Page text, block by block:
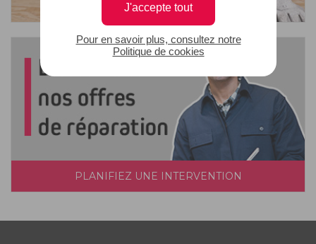
J'accepte tout
Pour en savoir plus, consultez notre
Politique de cookies
PLANIFIEZ UNE INTERVENTION